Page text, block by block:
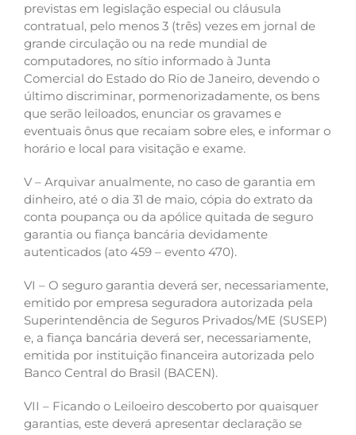
previstas em legislação especial ou cláusula
contratual, pelo menos 3 (três) vezes em jornal de
grande circulação ou na rede mundial de
computadores, no sítio informado à Junta
Comercial do Estado do Rio de Janeiro, devendo o
último discriminar, pormenorizadamente, os bens
que serão leiloados, enunciar os gravames e
eventuais ônus que recaiam sobre eles, e informar o
horário e local para visitação e exame.
V – Arquivar anualmente, no caso de garantia em
dinheiro, até o dia 31 de maio, cópia do extrato da
conta poupança ou da apólice quitada de seguro
garantia ou fiança bancária devidamente
autenticados (ato 459 – evento 470).
VI – O seguro garantia deverá ser, necessariamente,
emitido por empresa seguradora autorizada pela
Superintendência de Seguros Privados/ME (SUSEP)
e, a fiança bancária deverá ser, necessariamente,
emitida por instituição financeira autorizada pelo
Banco Central do Brasil (BACEN).
VII – Ficando o Leiloeiro descoberto por quaisquer
garantias, este deverá apresentar declaração se